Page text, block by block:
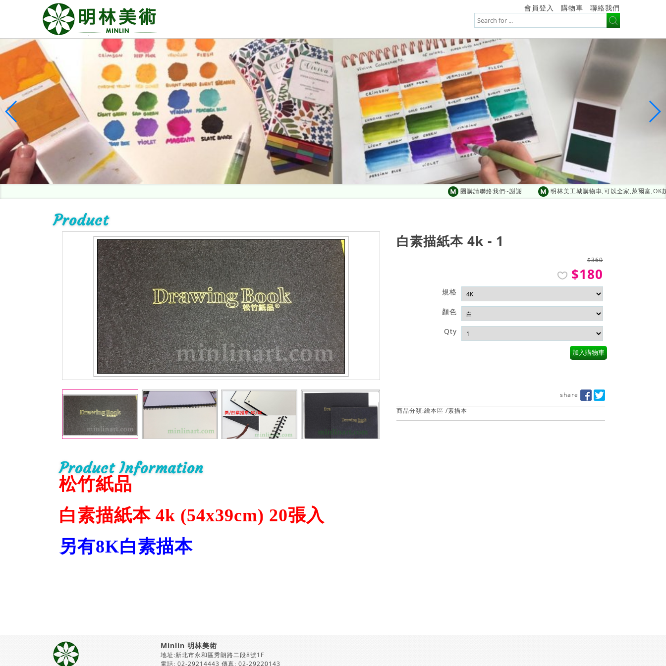
會員登入 購物車 聯絡我們
團購請聯絡我們~謝謝 明林美工城購物車,可以全家,萊爾富,OK
Product
白素描紙本 4k - 1
$360
$180
規格
顏色
Qty
加入購物車
share
商品分類:繪本區 /素描本
Product Information
松竹紙品
白素描紙本 4k (54x39cm) 20張入
另有8K白素描本
Minlin 明林美術
地址:新北市永和區秀朗路二段8號1F
電話: 02-29214443 傳真: 02-29220143